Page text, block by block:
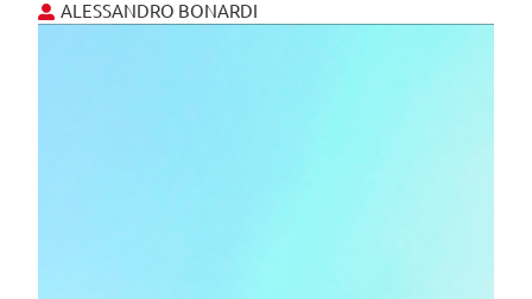
ALESSANDRO BONARDI